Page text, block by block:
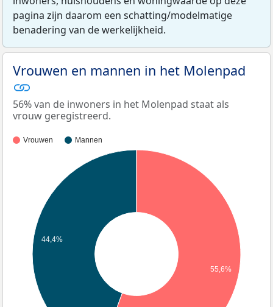
pagina zijn daarom een schatting/modelmatige
benadering van de werkelijkheid.
Vrouwen en mannen in het Molenpad
56% van de inwoners in het Molenpad staat als
vrouw geregistreerd.
Vrouwen Mannen
44,4%
55,6%